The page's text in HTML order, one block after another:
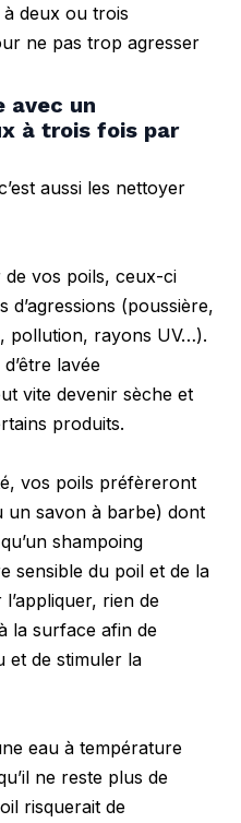
deux ou trois
ne pas trop agresser
avec un
à trois fois par
aussi les nettoyer
vos poils, ceux-ci
d’agressions (poussière,
pollution, rayons UV…).
lavée
vite devenir sèche et
produits.
vos poils préfèreront
un savon à barbe) dont
qu’un shampoing
sensible du poil et de la
rien de
la surface afin de
et de stimuler la
eau à température
ne reste plus de
risquerait de